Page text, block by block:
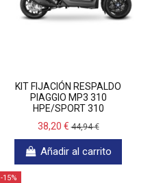
KIT FIJACIÓN RESPALDO
PIAGGIO MP3 310
HPE/SPORT 310
38,20 €44,94 €
Añadir al carrito
-15%